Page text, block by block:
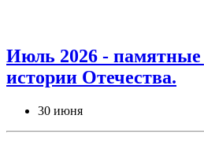
Июль 2026 - памятные
истории Отечества.
30 июня